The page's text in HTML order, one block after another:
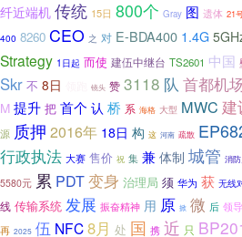
纤近端机 传统 15日 800个 Gray 图 遗体 21
400 8260 CEO 之 对 E-BDA400 1.4G
Strategy 1日起 而使 建伍中继台 TS2601 中国
Skr 不 8日 镜头 赞 3118 队 首都机
M 提升 把 首个 认 桥 系 海格 大型 MWC 建
源 质押 2016年 18日 构 这 河南 疏散
行政执法 大赛 售价 祝 集 兼 体制 城管 消
5580元 累 PDT变身 治理局 须 华为 获 无线
线 传输系统 发展 振奋精神 用 原 掀 微 后 领
再 2025 伍 NFC8月 处 国 携 近 只